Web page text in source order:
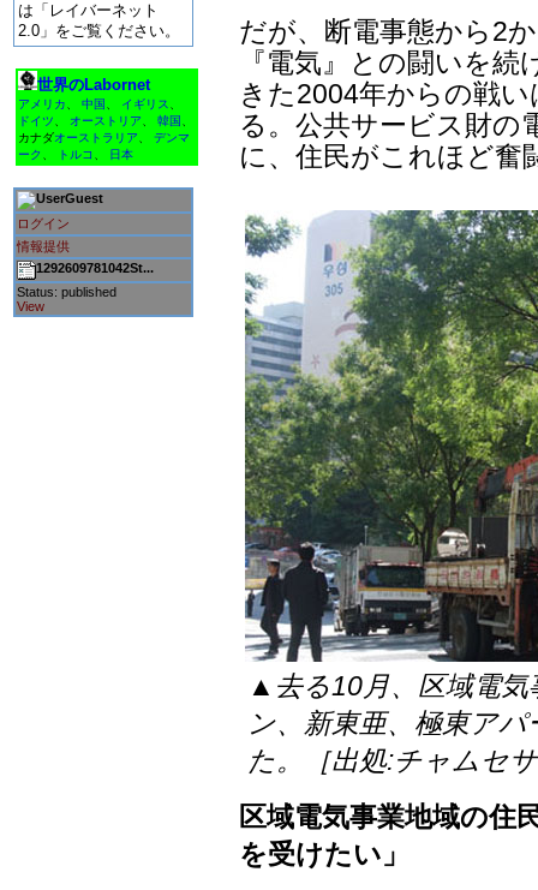
は「レイバーネット
2.0」をご覧ください。
世界のLabornet
アメリカ 中国 イギリス
ドイツ
オーストリア 韓国
カナダオーストラリア
デンマ
ーク
トルコ 日本
Guest
ログイン
情報提供
1292609781042St...
Status: published
View
だが、断電事態から2
『電気』との闘いを
きた2004年からの戦
る。公共サービス財の
に、住民がこれほど奮
▲去る10月、区域電気
ン、新東亜、極東ア
た。［出処:チャムセ
区域電気事業地域の住
を受けたい」